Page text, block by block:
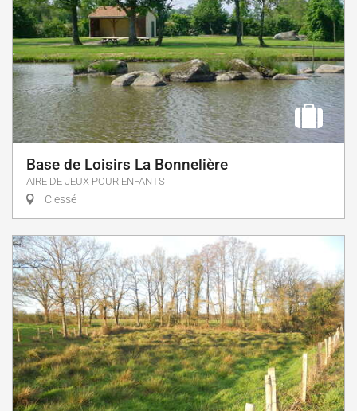
Base de Loisirs La Bonnelière
AIRE DE JEUX POUR ENFANTS
Clessé